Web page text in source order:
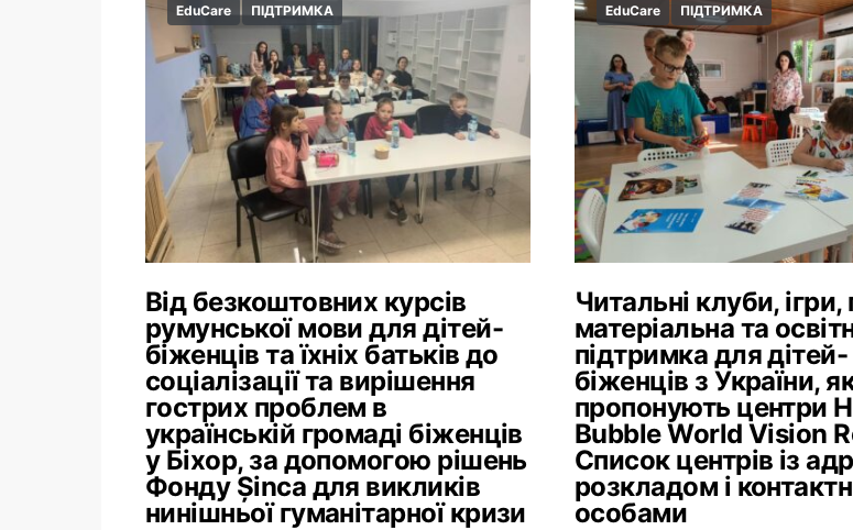
EduCare ПІДТРИМКА
Від безкоштовних курсів
румунської мови для дітей-
біженців та їхніх батьків до
соціалізації та вирішення
гострих проблем в
українській громаді біженців
у Біхор, за допомогою рішень
Фонду Şinca для викликів
нинішньої гуманітарної кризи
EduCare ПІДТРИМКА
Читальні клуби, ігри,
матеріальна та
підтримка для дітей-
біженців з України,
пропонують центри
Bubble World Vision
Список центрів із
розкладом і
особами